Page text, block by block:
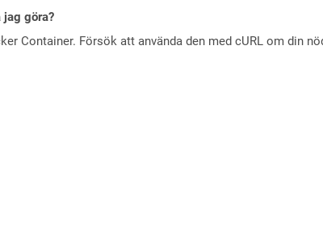
göra?
Container. Försök att använda den med cURL om din